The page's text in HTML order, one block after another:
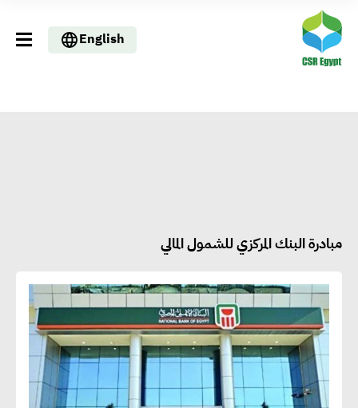
English
مبادرة البنك المركزي للشمول المالي